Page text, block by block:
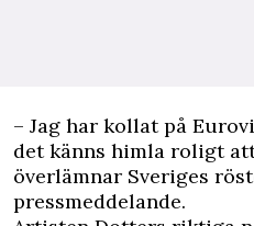
– Jag har kollat på
det känns himla roligt
överlämnar Sveriges
pressmeddelande.